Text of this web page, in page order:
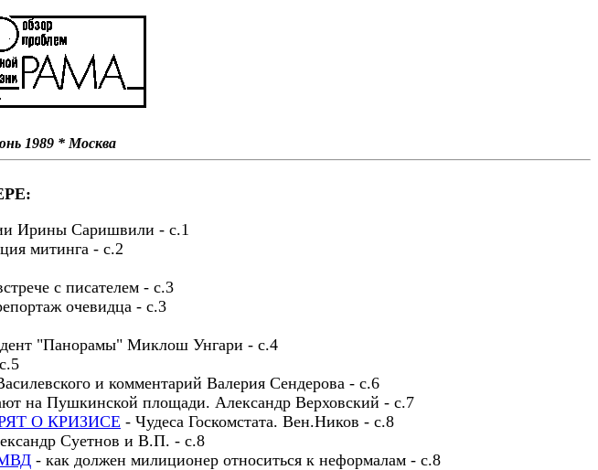
1989 * Москва
Ирины Саришвили - с.1
митинга - с.2
с писателем - с.3
очевидца - с.3
"Панорамы" Миклош Унгари - с.4
и комментарий Валерия Сендерова - с.6
на Пушкинской площади. Александр Верховский - с.7
О КРИЗИСЕ - Чудеса Госкомстата. Вен.Ников - с.8
Суетнов и В.П. - с.8
- как должен милиционер относиться к неформалам - с.8